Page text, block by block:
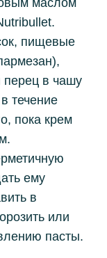
маслом
пищевые
перец в чашу
течение
пока крем
ему
в
или
пасты.